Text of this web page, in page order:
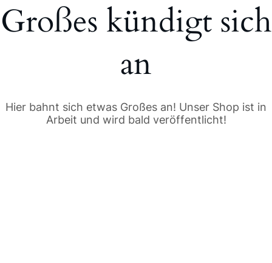
Großes kündigt sich
an
Hier bahnt sich etwas Großes an! Unser Shop ist in
Arbeit und wird bald veröffentlicht!